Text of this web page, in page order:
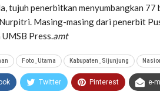
tujuh penerbitkan menyumbangkan
Masing-masing dari penerbit
Press.amt
Foto_Utama Kabupaten_Sijunjung
Twitter Pinterest e-